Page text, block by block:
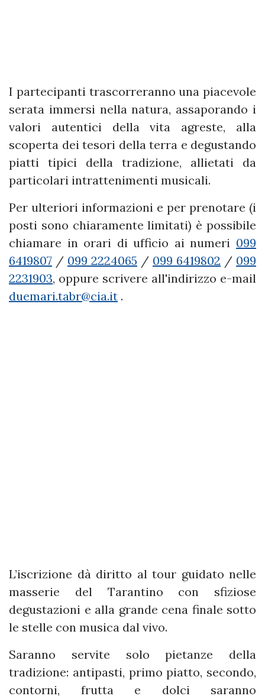
I partecipanti trascorreranno una piacevole
serata immersi nella natura, assaporando i
valori autentici della vita agreste, alla
scoperta dei tesori della terra e degustando
piatti tipici della tradizione, allietati da
particolari intrattenimenti musicali.
Per ulteriori informazioni e per prenotare (i
posti sono chiaramente limitati) è possibile
chiamare in orari di ufficio ai numeri 099
6419807 / 099 2224065 / 099 6419802 / 099
2231903, oppure scrivere all'indirizzo e-mail
duemari.tabr@cia.it .
L’iscrizione dà diritto al tour guidato nelle
masserie del Tarantino con sfiziose
degustazioni e alla grande cena finale sotto
le stelle con musica dal vivo.
Saranno servite solo pietanze della
tradizione: antipasti, primo piatto, secondo,
contorni, frutta e dolci saranno